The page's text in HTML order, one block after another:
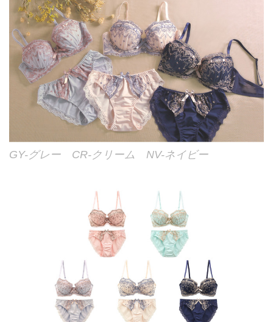
GY-グレー CR-クリーム NV-ネイビー